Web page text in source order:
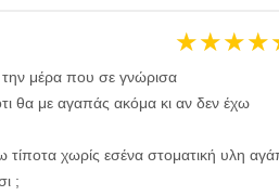
★★★★
μέρα που σε γνώρισα
θα με αγαπάς ακόμα κι αν δεν έχω
χωρίς εσένα στοματική υλη
;